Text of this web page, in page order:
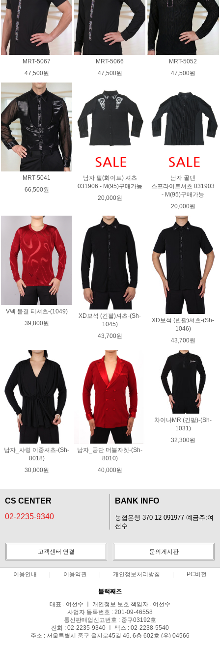
MRT-5067
47,500원
MRT-5066
47,500원
MRT-5052
47,500원
MRT-5041
66,500원
남자 펄(화이트) 셔츠
031906 - M(95)구매가능
20,000원
남자 골덴
스프라이트셔츠 031903
- M(95)구매가능
20,000원
V넥 물결 티셔츠-(1049)
39,800원
XD보석 (긴팔)셔츠-(Sh-
1045)
43,700원
XD보석 (반팔)셔츠-(Sh-
1046)
43,700원
남자_샤링 이중셔츠-(Sh-
8018)
30,000원
남자_공단 더블자켓-(Sh-
8010)
40,000원
차이나MR (긴팔)-(Sh-
1031)
32,300원
CS CENTER
02-2235-9340
BANK INFO
농협은행 370-12-091977 예금주:여
선수
고객센터 연결 문의게시판
이용안내 이용약관 개인정보처리방침 PC버전
블랙째즈
대표 : 여선수 ㅣ 개인정보 보호 책임자 : 여선수
사업자 등록번호 : 201-09-46558
통신판매업신고번호 : 중구03192호
전화 : 02-2235-9340 ㅣ 팩스 : 02-2238-5540
주소 : 서울특별시 중구 을지로45길 46, 6층 602호 (우) 04566